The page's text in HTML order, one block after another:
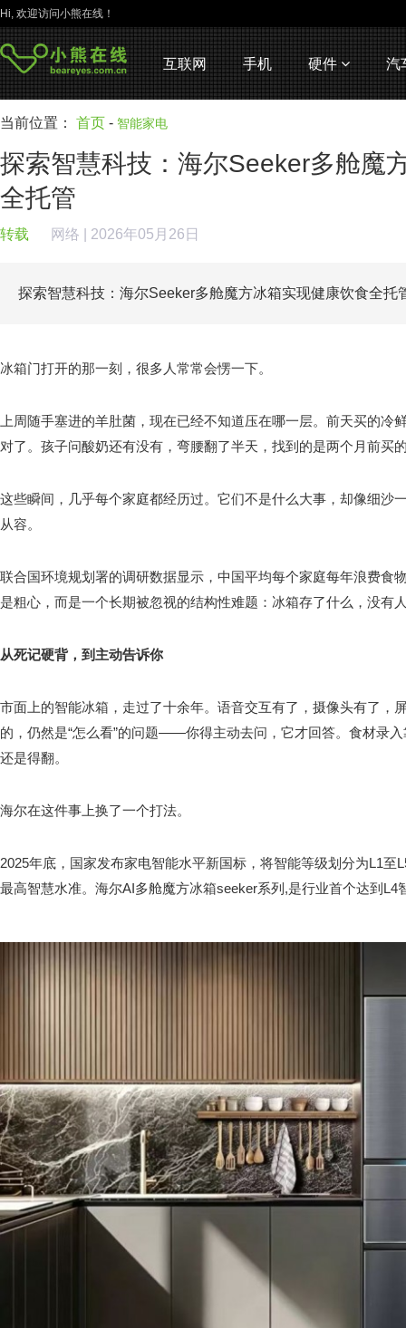
Hi, 欢迎访问小熊在线！
互联网 手机 硬件 汽
当前位置： 首页 - 智能家电
探索智慧科技：海尔Seeker多舱魔
全托管
转载 网络 | 2026年05月26日
探索智慧科技：海尔Seeker多舱魔方冰箱实现健康饮食全托
冰箱门打开的那一刻，很多人常常会愣一下。
上周随手塞进的羊肚菌，现在已经不知道压在哪一层。前天买的冷
对了。孩子问酸奶还有没有，弯腰翻了半天，找到的是两个月前买
这些瞬间，几乎每个家庭都经历过。它们不是什么大事，却像细沙
从容。
联合国环境规划署的调研数据显示，中国平均每个家庭每年浪费食
是粗心，而是一个长期被忽视的结构性难题：冰箱存了什么，没有
从死记硬背，到主动告诉你
市面上的智能冰箱，走过了十余年。语音交互有了，摄像头有了，
的，仍然是“怎么看”的问题——你得主动去问，它才回答。食材录
还是得翻。
海尔在这件事上换了一个打法。
2025年底，国家发布家电智能水平新国标，将智能等级划分为L1至
最高智慧水准。海尔AI多舱魔方冰箱seeker系列,是行业首个达到L4